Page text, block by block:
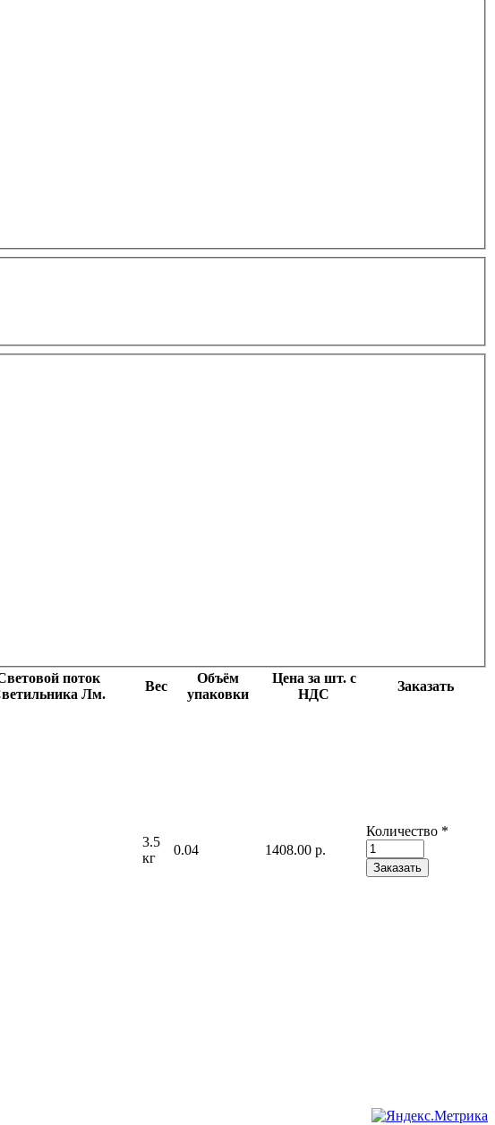
поток
Лм.
Вес
Объём
упаковки
Цена за шт. с
НДС
Заказать
3.5
кг
0.04 1408.00 р.
Количество *